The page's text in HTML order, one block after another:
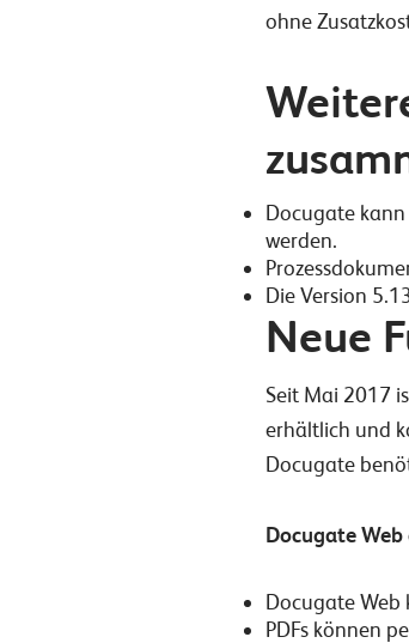
ohne
Docugate
werden.
Die Version
Neue
Seit Mai 2017
erhältlich und
Docugate
Docugate
Docugate Web
PDFs können